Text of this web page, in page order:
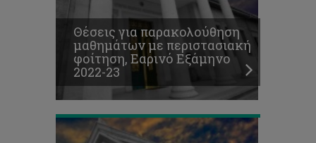
Θέσεις για παρακολούθηση
μαθημάτων με περιστασιακή
φοίτηση, Εαρινό Εξάμηνο
2022-23
Πρόγραμμα
τελικών
εξετάσεων
Φθινοπωρινού
Εξαμήνου
2022-
23